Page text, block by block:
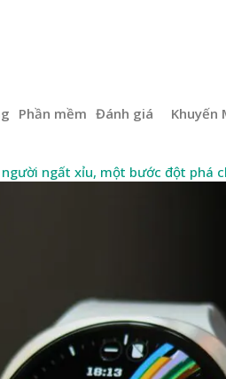
Phần mềm Đánh giá Khuyến
ngất xỉu, một bước đột phá